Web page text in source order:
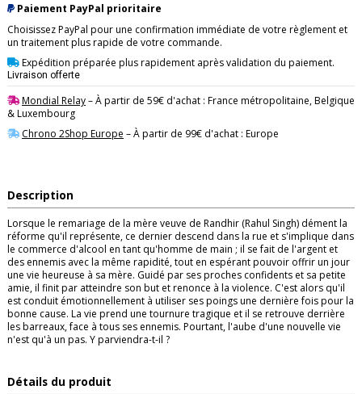
Paiement PayPal prioritaire
Choisissez PayPal pour une confirmation immédiate de votre règlement et
un traitement plus rapide de votre commande.
Expédition préparée plus rapidement après validation du paiement.
Livraison offerte
Mondial Relay– À partir de 59€ d'achat : France métropolitaine, Belgique
& Luxembourg
Chrono 2Shop Europe – À partir de 99€ d'achat : Europe
Description
Lorsque le remariage de la mère veuve de Randhir (Rahul Singh) dément la
réforme qu'il représente, ce dernier descend dans la rue et s'implique dans
le commerce d'alcool en tant qu'homme de main ; il se fait de l'argent et
des ennemis avec la même rapidité, tout en espérant pouvoir offrir un jour
une vie heureuse à sa mère. Guidé par ses proches confidents et sa petite
amie, il finit par atteindre son but et renonce à la violence. C'est alors qu'il
est conduit émotionnellement à utiliser ses poings une dernière fois pour la
bonne cause. La vie prend une tournure tragique et il se retrouve derrière
les barreaux, face à tous ses ennemis. Pourtant, l'aube d'une nouvelle vie
n'est qu'à un pas. Y parviendra-t-il ?
Détails du produit